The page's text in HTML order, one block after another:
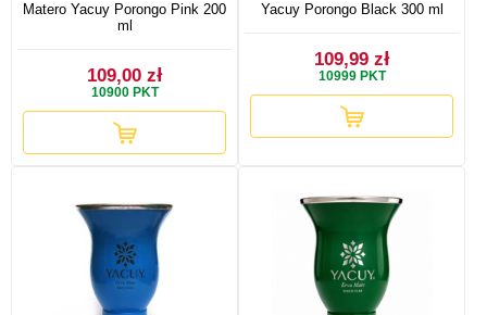
Matero Yacuy Porongo Pink 200
ml
109,00 zł
10900PKT
Yacuy Porongo Black 300 ml
109,99 zł
10999PKT